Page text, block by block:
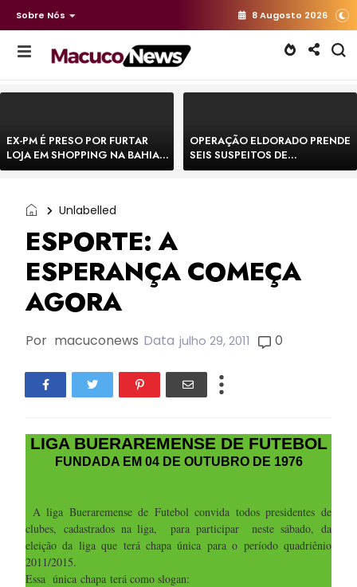
Sobre Nós 8 Augosto 2026
EX-PM É PRESO POR FURTAR
LOJA EM SHOPPING NA BAHIA E
ESCAPA CORRENDO DE
OPERAÇÃO ELDORADO PRENDE
SEIS SUSPEITOS DE
MOVIMENTAR R$ 25 MILHÕES
Unlabelled
ESPORTE: A
ESPERANÇA COMEÇA
AGORA
Por macuconews Data julho 29, 2011 0
LIGA BUERAREMENSE DE FUTEBOL
FUNDADA EM 04 DE OUTUBRO DE 1976
A liga Bueraremense de Futebol convida todos presidentes de
clubes, cadastrados na liga, para participar neste sábado, da
eleição da liga que terá chapa única para o período quadriênio
2011/2015.
Essa única chapa terá como slogan: